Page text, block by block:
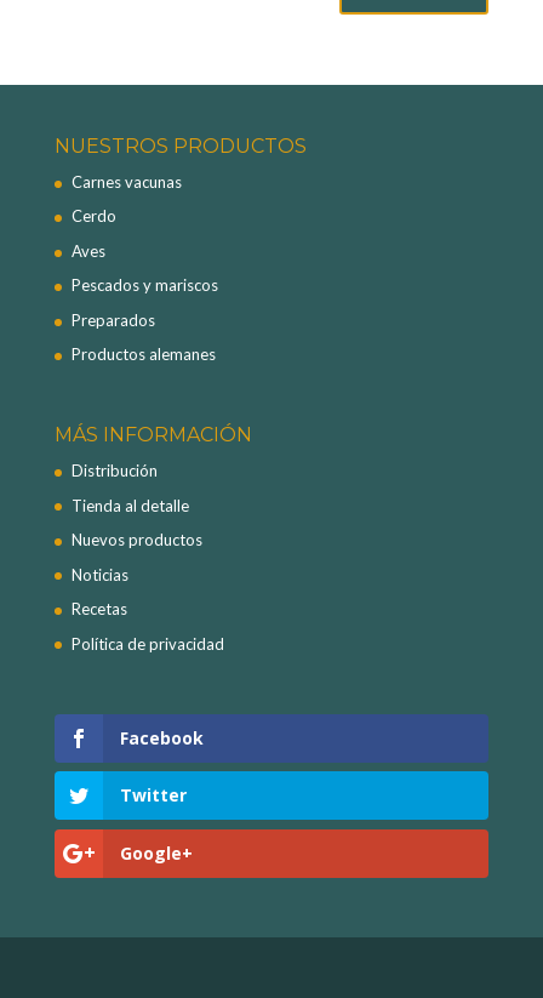
NUESTROS PRODUCTOS
Carnes vacunas
Cerdo
Aves
Pescados y mariscos
Preparados
Productos alemanes
MÁS INFORMACIÓN
Distribución
Tienda al detalle
Nuevos productos
Noticias
Recetas
Política de privacidad
Facebook
Twitter
Google+